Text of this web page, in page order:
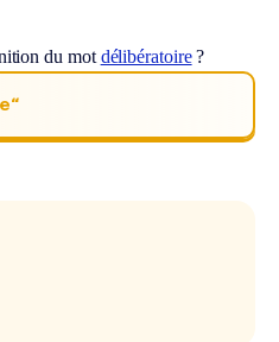
du mot délibératoire?